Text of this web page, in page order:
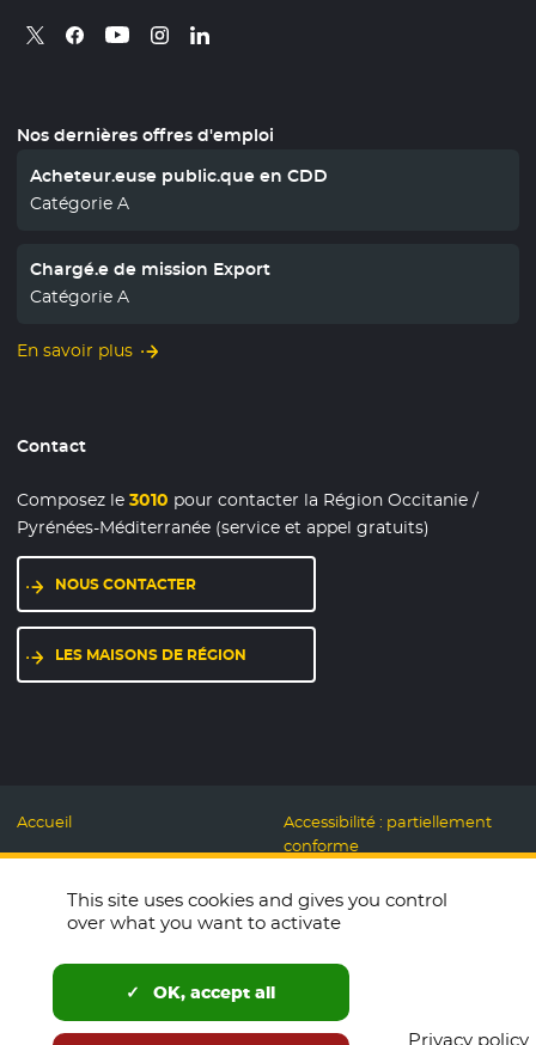
Retrouvez nous sur X
- Nouvelle fenêtre
Retrouvez nous sur Facebook
- Nouvelle fenêtre
Retrouvez nous sur Youtube
- Nouvelle fenêtre
Retrouvez nous sur Instagram
- Nouvelle fenêtre
Retrouvez nous sur Linkedin
- Nouvelle fenêtre
Nos dernières offres d'emploi
Acheteur.euse public.que en CDD
Catégorie A
Chargé.e de mission Export
Catégorie A
En savoir plus
Contact
Composez le3010 pour contacter la Région Occitanie /
Pyrénées-Méditerranée (service et appel gratuits)
NOUS CONTACTER
LES MAISONS DE RÉGION
Accueil
Mentions légales
Données personnelles et
Cookies
Espace presse
Télécharger le logo
English
Accessibilité : partiellement
conforme
Responsable
Plan du site
This site uses cookies and gives you control
over what you want to activate
OK, accept all
Privacy policy